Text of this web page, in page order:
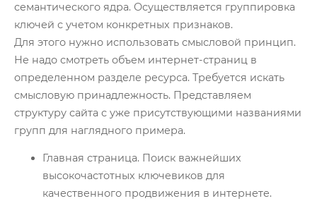
семантического ядра. Осуществляется группировка
ключей с учетом конкретных признаков.
Для этого нужно использовать смысловой принцип.
Не надо смотреть объем интернет-страниц в
определенном разделе ресурса. Требуется искать
смысловую принадлежность. Представляем
структуру сайта с уже присутствующими названиями
групп для наглядного примера.
Главная страница. Поиск важнейших
высокочастотных ключевиков для
качественного продвижения в интернете.
Контакты